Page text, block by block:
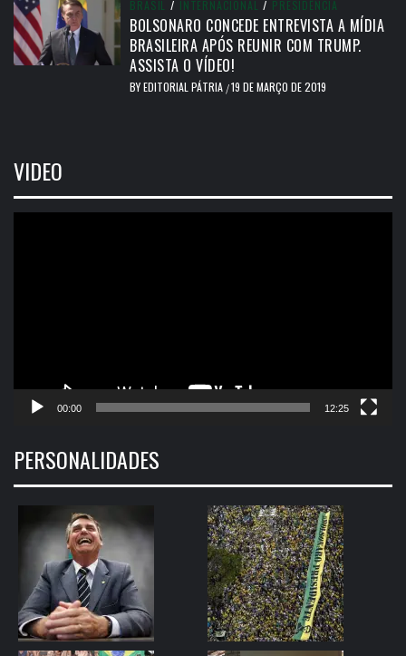
BRASIL / INTERNACIONAL / PRESIDÊNCIA
BOLSONARO CONCEDE ENTREVISTA A MÍDIA
BRASILEIRA APÓS REUNIR COM TRUMP.
ASSISTA O VÍDEO!
BYEDITORIAL PÁTRIA /19 DE MARÇO DE 2019
VIDEO
00:00 12:25
PERSONALIDADES